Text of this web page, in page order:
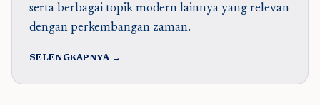
serta berbagai topik modern lainnya yang relevan
dengan perkembangan zaman.
SELENGKAPNYA →